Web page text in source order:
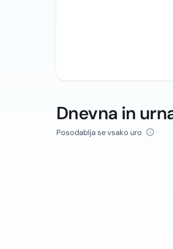
Dnevna in
Posodablja se vsako uro